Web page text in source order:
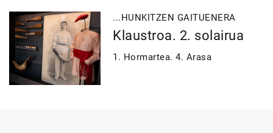
...HUNKITZEN GAITUENERA
Klaustroa. 2. solairua
1. Hormartea. 4. Arasa